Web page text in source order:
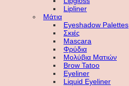
Lipliner
Μάτια
Eyeshadow Palettes
Σκιές
Mascara
Φρύδια
Μολύβια Ματιών
Brow Tatoo
Eyeliner
Liquid Eyeliner